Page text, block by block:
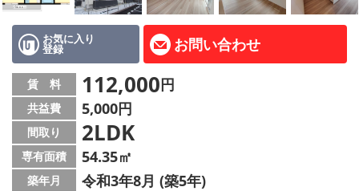
SNS
スタッフ紹介
リフォーム のことなら！
オーナー様へ
住宅型有料老人 Ｆｌｅｕｒａｇｅ
お気に入り
登録 お問い合わせ
賃 料 112,000円
共益費 5,000円
間取り 2LDK
専有面積 54.35㎡
築年月 令和3年8月 (築5年)